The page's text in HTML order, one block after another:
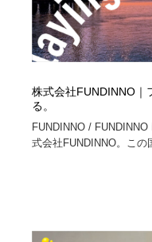
株式会社FUNDINNO｜
る。
FUNDINNO /
式会社FUNDINNO。この